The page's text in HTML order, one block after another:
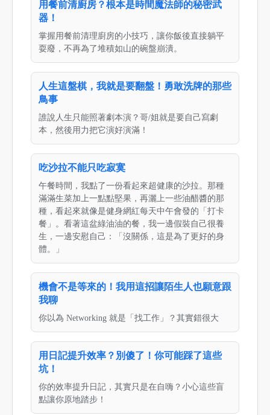
用餐前清廚房？根本是時間魔法師的秘密武
器！
掌握用餐前清理廚房的小技巧，讓你飯後直接躺平
耍廢，不再為了堆積如山的碗盤崩潰。
人生這盤棋，我就是要翻盤！勇敢洗牌的那些
鳥事
誰說人生只能照著劇本演？哥/姐就是要自己寫劇
本，然後用力把它演好演滿！
吃沙拉不能只吃寂寞
午餐時間，我點了一份看起來超健康的沙拉。那種
滿滿生菜加上一點點堅果，再灑上一些油醋醬的那
種，看起來就像是健身網紅每天中午會發的「打卡
餐」。看著這盆綠油油的餐，我一邊假裝自己很養
生，一邊安慰自己：「沒關係，這是為了更好的身
體。」
機會不是等來的！我用這招讓陌生人也願意跟
我聊
你以為 Networking 就是「找工作」？其實錯很大
用日記提升效率？別傻了！你可能踩了這些
坑！
你的效率提升日記，其實只是在自嗨？小心這些盲
點讓你原地踏步！